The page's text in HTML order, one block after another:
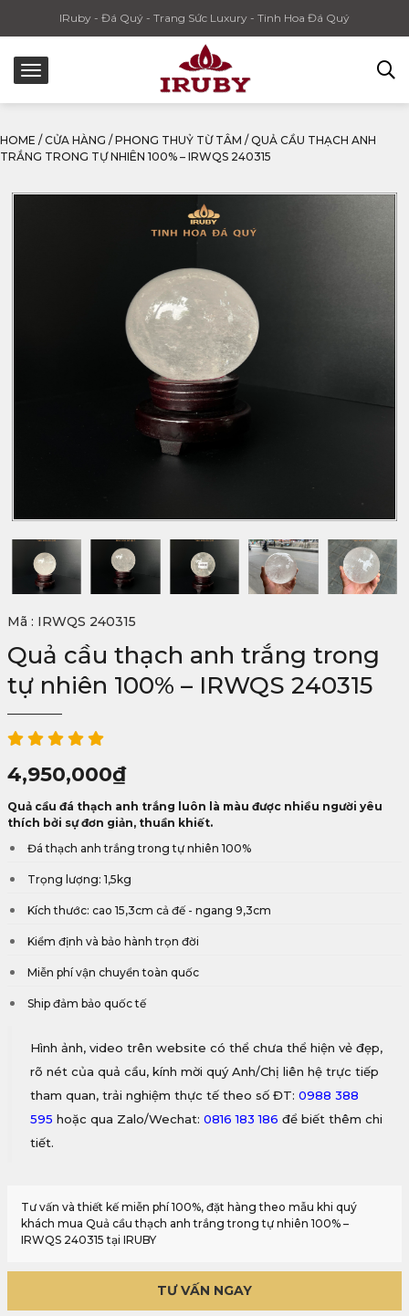
IRuby - Đá Quý - Trang Sức Luxury - Tinh Hoa Đá Quý
HOME / CỬA HÀNG / PHONG THUỶ TỪ TÂM / QUẢ CẦU THẠCH ANH
TRẮNG TRONG TỰ NHIÊN 100% – IRWQS 240315
Mã : IRWQS 240315
Quả cầu thạch anh trắng trong
tự nhiên 100% – IRWQS 240315
4,950,000₫
Quả cầu đá thạch anh trắng luôn là màu được nhiều người yêu
thích bởi sự đơn giản, thuần khiết.
Đá thạch anh trắng trong tự nhiên 100%
Trọng lượng: 1,5kg
Kích thước: cao 15,3cm cả đế - ngang 9,3cm
Kiểm định và bảo hành trọn đời
Miễn phí vận chuyển toàn quốc
Ship đảm bảo quốc tế
Hình ảnh, video trên website có thể chưa thể hiện vẻ đẹp,
rõ nét của quả cầu, kính mời quý Anh/Chị liên hệ trực tiếp
tham quan, trải nghiệm thực tế theo số ĐT: 0988 388
595 hoặc qua Zalo/Wechat: 0816 183 186 để biết thêm chi
tiết.
Tư vấn và thiết kế miễn phí 100%, đặt hàng theo mẫu khi quý
khách mua Quả cầu thạch anh trắng trong tự nhiên 100% –
IRWQS 240315 tại IRUBY
TƯ VẤN NGAY